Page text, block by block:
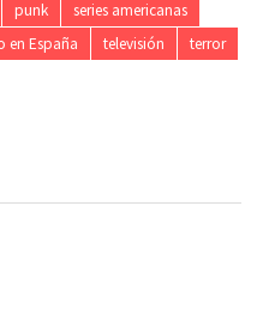
punk
series americanas
en España televisión
terror